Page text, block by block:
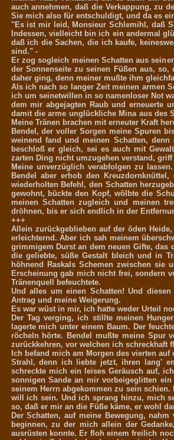
auch annehmen, daß die Verkappung, zu
Sie mich also für entschuldigt, und da es
"Es ist mir leid, Monsieur Schlemihl, daß
Indessen, vielleicht bin ich ein andermal
daß ich die Sachen, die ich kaufe,
sind." -
Er zog sogleich meinen Schatten aus
der Sonnenseite zu seinen Füßen aus,
daher ging, denn meiner mußte ihm
Als ich nach so langer Zeit meinen armen
ich um seinetwillen in so namenloser Not
dem mir abgejagten Raub und erneuerte
damit die arme unglückliche Mina aus des
Meine Tränen brachen mit erneuter Kraft
Bendel, der voller Sorgen meine Spuren
weinend fand und meinen Schatten,
beschloß er gleich, sei es auch mit
zarten Ding nicht umzugehen verstand,
Meine unverzüglich verabfolgen zu
Bendel aber erhob den
wiederholten Befehl, den Schatten
gewohnt, bückte den Kopf, wölbte die
meinen Schatten zugleich und meinen
dröhnen, bis er sich endlich in der
+++
Allein zurückgeblieben auf der öden
erleichternd. Aber ich sah meinem
grimmigem Durst an dem neuen Gifte, das
die geliebte, süße Gestalt bleich und in
höhnend Raskals Schemen zwischen
Erscheinung gab mich nicht frei, sondern
Tränenquell befeuchtete.
Und alles um einen Schatten! Und
Antrag und meine Weigerung.
Es war wüst in mir, ich hatte weder Urteil
Der Tag verging, ich stillte meinen
lagerte mich unter einem Baum. Der
röcheln hörte. Bendel mußte meine Spur
zurückkehren, vor welchen ich schreckhaft
Ich befand mich am Morgen des vierten
Strahl, denn ich liebte jetzt, ihren lang'
schreckte mich ein leises Geräusch auf,
sonnigen Sande an mir vorbeigeglitten
seinem Herrn abgekommen zu sein
will ich sein. Und ich sprang hinzu, mich
so, daß er mir an die Füße käme, er wohl
Der Schatten, auf meine Bewegung,
beginnen, zu der mich allein der
ausrüsten konnte. Er floh einem freilich